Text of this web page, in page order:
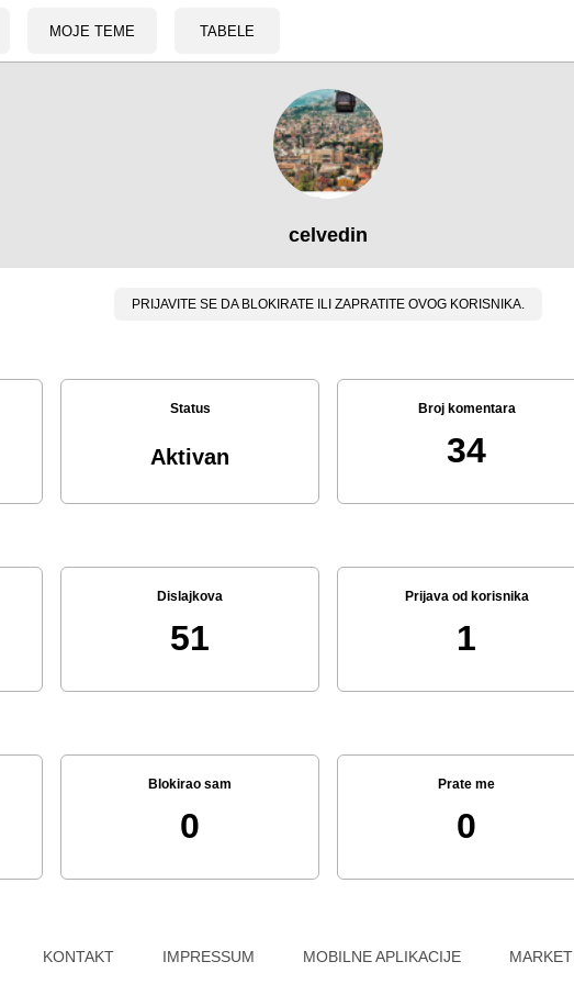
MOJE TEME TABELE
celvedin
PRIJAVITE SE DA BLOKIRATE ILI ZAPRATITE OVOG KORISNIKA.
Status
Aktivan
Broj komentara
34
Dislajkova
51
Prijava od korisnika
1
Blokirao sam
0
Prate me
0
KONTAKT IMPRESSUM MOBILNE APLIKACIJE